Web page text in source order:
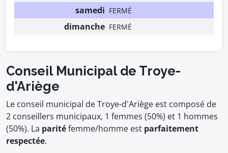
samedi FERMÉ
dimanche FERMÉ
Conseil Municipal de Troye-
d'Ariège
Le conseil municipal de Troye-d'Ariège est composé de
2 conseillers municipaux, 1 femmes (50%) et 1 hommes
(50%). La paritéfemme/homme est parfaitement
respectée.